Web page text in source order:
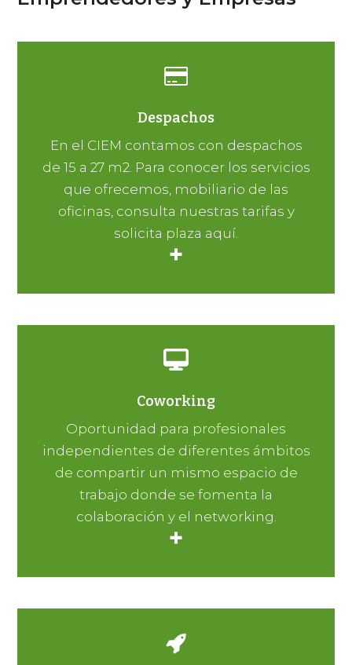
Despachos
En el CIEM contamos con despachos
de 15 a 27 m2. Para conocer los servicios
que ofrecemos, mobiliario de las
oficinas, consulta nuestras tarifas y
solicita plaza aquí.
+
Coworking
Oportunidad para profesionales
independientes de diferentes ámbitos
de compartir un mismo espacio de
trabajo donde se fomenta la
colaboración y el networking.
+